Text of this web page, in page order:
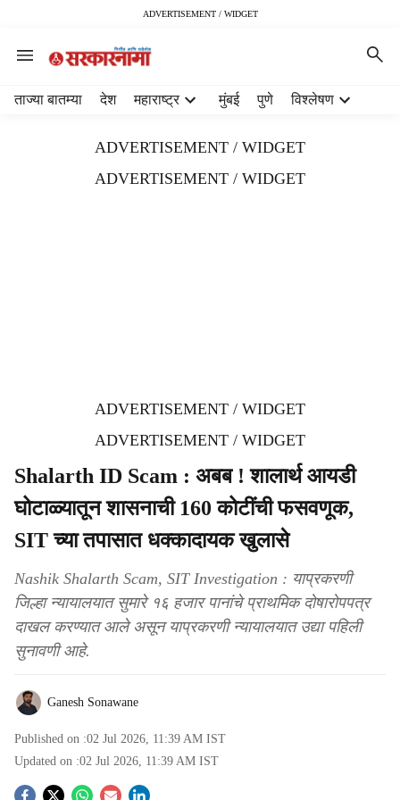
ADVERTISEMENT / WIDGET
ताज्या बातम्या देश महाराष्ट्र मुंबई पुणे विश्लेषण
ADVERTISEMENT / WIDGET
ADVERTISEMENT / WIDGET
ADVERTISEMENT / WIDGET
ADVERTISEMENT / WIDGET
Shalarth ID Scam : अबब ! शालार्थ आयडी
घोटाळ्यातून शासनाची 160 कोटींची फसवणूक,
SIT च्या तपासात धक्कादायक खुलासे
Nashik Shalarth Scam, SIT Investigation : याप्रकरणी
जिल्हा न्यायालयात सुमारे १६ हजार पानांचे प्राथमिक दोषारोपपत्र
दाखल करण्यात आले असून याप्रकरणी न्यायालयात उद्या पहिली
सुनावणी आहे.
Ganesh Sonawane
Published on :02 Jul 2026, 11:39 AM IST
Updated on :02 Jul 2026, 11:39 AM IST